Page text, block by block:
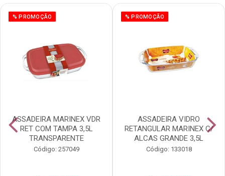
% PROMOÇÃO
ASSADEIRA MARINEX VDR
RET COM TAMPA 3,5L
TRANSPARENTE
Código: 257049
% PROMOÇÃO
ASSADEIRA VIDRO
RETANGULAR MARINEX C/
ALCAS GRANDE 3,5L
Código: 133018